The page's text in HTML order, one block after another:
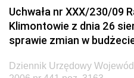
Uchwała nr XXX/230/09
Klimontowie z dnia 26
sprawie zmian w
Dziennik Urzędowy